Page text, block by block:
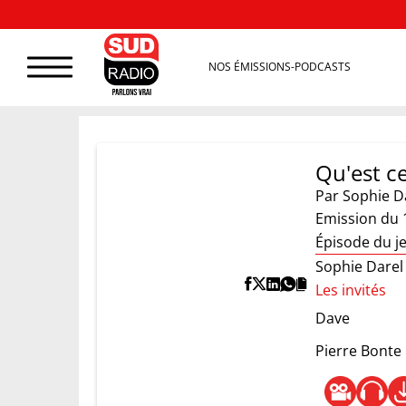
NOS ÉMISSIONS-PODCASTS
Qu'est
ParSophie
Emission du
Épisode du
Sophie
Les invités
Dave
Pierre Bonte